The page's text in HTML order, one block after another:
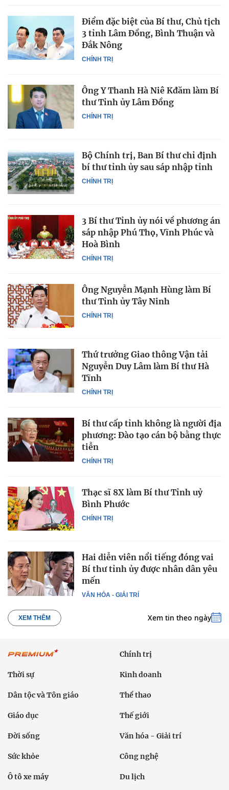
CHÍNH TRỊ
Điểm đặc biệt của Bí thư, Chủ tịch
3 tỉnh Lâm Đồng, Bình Thuận và
Đắk Nông
CHÍNH TRỊ
Ông Y Thanh Hà Niê Kđăm làm Bí
thư Tỉnh ủy Lâm Đồng
CHÍNH TRỊ
Bộ Chính trị, Ban Bí thư chỉ định
bí thư tỉnh ủy sau sáp nhập tỉnh
CHÍNH TRỊ
3 Bí thư Tỉnh ủy nói về phương án
sáp nhập Phú Thọ, Vĩnh Phúc và
Hoà Bình
CHÍNH TRỊ
Ông Nguyễn Mạnh Hùng làm Bí
thư Tỉnh ủy Tây Ninh
CHÍNH TRỊ
Thứ trưởng Giao thông Vận tải
Nguyễn Duy Lâm làm Bí thư Hà
Tĩnh
CHÍNH TRỊ
Bí thư cấp tỉnh không là người địa
phương: Đào tạo cán bộ bằng thực
tiễn
CHÍNH TRỊ
Thạc sĩ 8X làm Bí thư Tỉnh uỷ
Bình Phước
VĂN HÓA - GIẢI TRÍ
Hai diễn viên nổi tiếng đóng vai
Bí thư tỉnh ủy được nhân dân yêu
mến
XEM THÊM Xem tin theo ngày
Chính trị
Thời sự Kinh doanh
Dân tộc và Tôn giáo Thể thao
Giáo dục Thế giới
Đời sống Văn hóa - Giải trí
Sức khỏe Công nghệ
Ô tô xe máy Du lịch